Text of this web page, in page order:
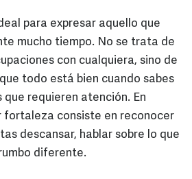
para expresar aquello que
mucho tiempo. No se trata de
con cualquiera, sino de
todo está bien cuando sabes
que requieren atención. En
fortaleza consiste en reconocer
descansar, hablar sobre lo que
diferente.